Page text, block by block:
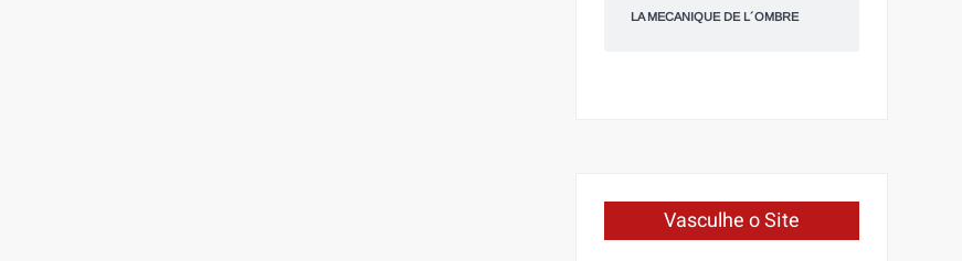
LA MECANIQUE DE L´OMBRE
Vasculhe o Site